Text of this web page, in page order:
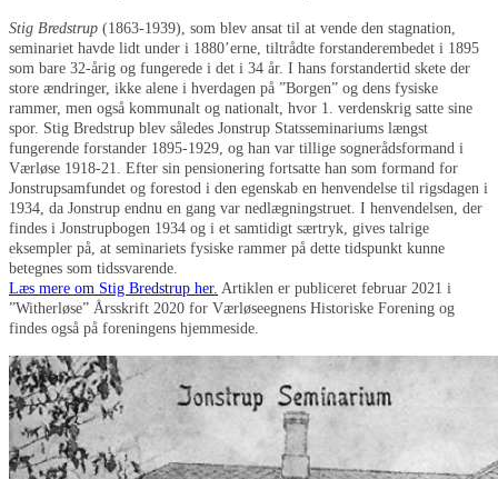
Stig Bredstrup (1863-1939), som blev ansat til at vende den stagnation,
seminariet havde lidt under i 1880’erne, tiltrådte forstanderembedet i 1895
som bare 32-årig og fungerede i det i 34 år. I hans forstandertid skete der
store ændringer, ikke alene i hverdagen på ”Borgen” og dens fysiske
rammer, men også kommunalt og nationalt, hvor 1. verdenskrig satte sine
spor. Stig Bredstrup blev således Jonstrup Statsseminariums længst
fungerende forstander 1895-1929, og han var tillige sognerådsformand i
Værløse 1918-21. Efter sin pensionering fortsatte han som formand for
Jonstrupsamfundet og forestod i den egenskab en henvendelse til rigsdagen i
1934, da Jonstrup endnu en gang var nedlægningstruet. I henvendelsen, der
findes i Jonstrupbogen 1934 og i et samtidigt særtryk, gives talrige
eksempler på, at seminariets fysiske rammer på dette tidspunkt kunne
betegnes som tidssvarende.
Læs mere om Stig Bredstrup her. Artiklen er publiceret februar 2021 i
”Witherløse” Årsskrift 2020 for Værløseegnens Historiske Forening og
findes også på foreningens hjemmeside.